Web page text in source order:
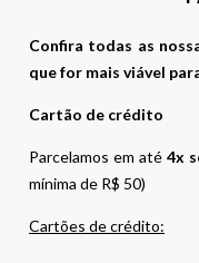
Confira todas as
que for mais viável
Cartão de crédito
Parcelamos em até4x
mínima de R$ 50)
Cartões de crédito: